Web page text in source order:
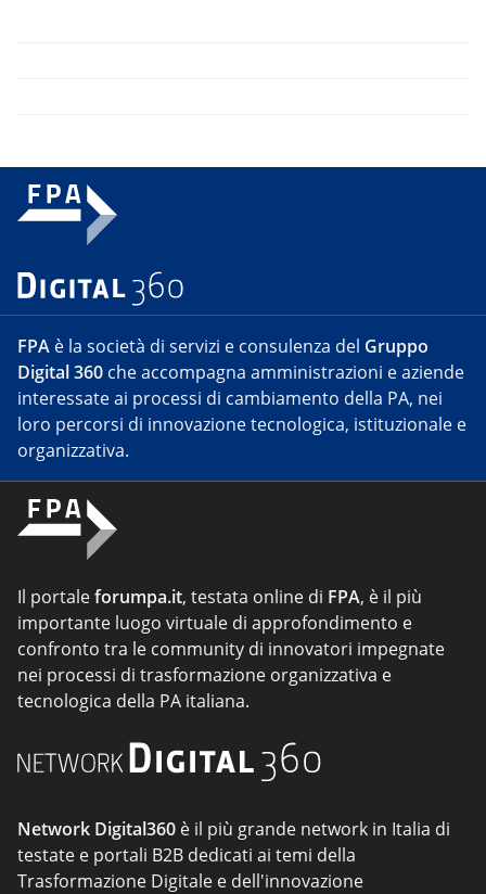
FPA è la società di servizi e consulenza del Gruppo
Digital 360 che accompagna amministrazioni e aziende
interessate ai processi di cambiamento della PA, nei
loro percorsi di innovazione tecnologica, istituzionale e
organizzativa.
Il portaleforumpa.it, testata online di FPA, è il più
importante luogo virtuale di approfondimento e
confronto tra le community di innovatori impegnate
nei processi di trasformazione organizzativa e
tecnologica della PA italiana.
Network Digital360 è il più grande network in Italia di
testate e portali B2B dedicati ai temi della
Trasformazione Digitale e dell'innovazione